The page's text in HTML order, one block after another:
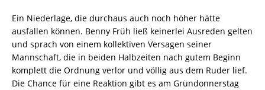
Ein Niederlage, die durchaus auch noch höher hätte
ausfallen können. Benny Früh ließ keinerlei Ausreden gelten
und sprach von einem kollektiven Versagen seiner
Mannschaft, die in beiden Halbzeiten nach gutem Beginn
komplett die Ordnung verlor und völlig aus dem Ruder lief.
Die Chance für eine Reaktion gibt es am Gründonnerstag